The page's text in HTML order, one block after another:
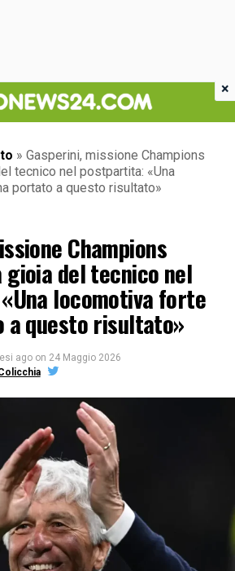
» Gasperini, missione Champions
tecnico nel postpartita: «Una
portato a questo risultato»
Champions
gioia del tecnico nel
locomotiva forte
a questo risultato»
ago on 24 Maggio 2026
×